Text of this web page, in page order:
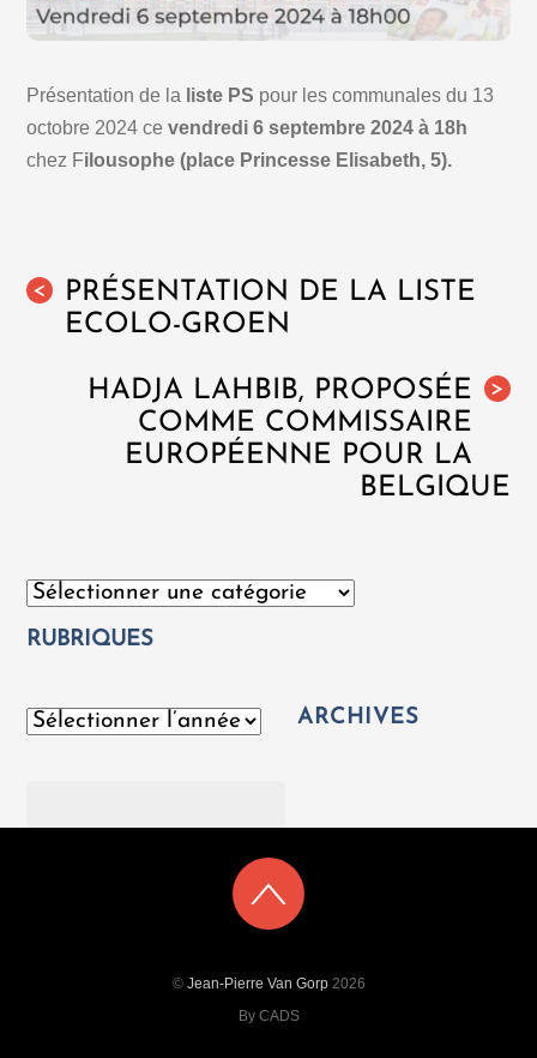
Présentation de la liste PS pour les communales du 13
octobre 2024 cevendredi 6 septembre 2024 à 18h
chez Filousophe (place Princesse Elisabeth, 5).
<
PRÉSENTATION DE LA LISTE
ECOLO-GROEN
>
HADJA LAHBIB, PROPOSÉE
COMME COMMISSAIRE
EUROPÉENNE POUR LA
BELGIQUE
Catégories
RUBRIQUES
Archives ARCHIVES
© Jean-Pierre Van Gorp2026
By CADS